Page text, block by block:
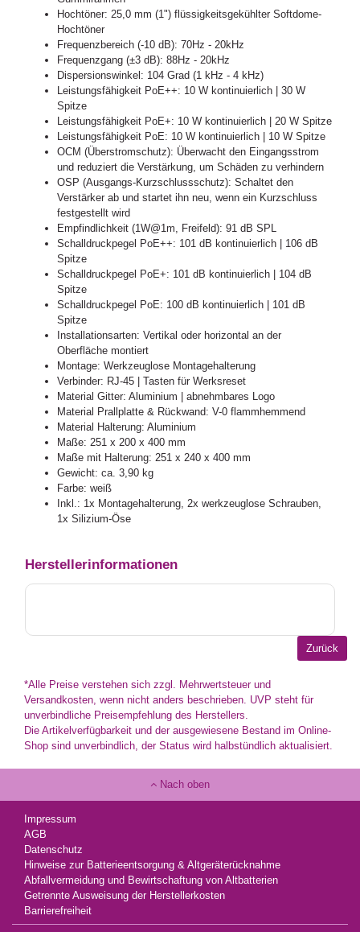
Hochtöner: 25,0 mm (1") flüssigkeitsgekühlter Softdome-
Hochtöner
Frequenzbereich (-10 dB): 70Hz - 20kHz
Frequenzgang (±3 dB): 88Hz - 20kHz
Dispersionswinkel: 104 Grad (1 kHz - 4 kHz)
Leistungsfähigkeit PoE++: 10 W kontinuierlich | 30 W
Spitze
Leistungsfähigkeit PoE+: 10 W kontinuierlich | 20 W Spitze
Leistungsfähigkeit PoE: 10 W kontinuierlich | 10 W Spitze
OCM (Überstromschutz): Überwacht den Eingangsstrom
und reduziert die Verstärkung, um Schäden zu verhindern
OSP (Ausgangs-Kurzschlussschutz): Schaltet den
Verstärker ab und startet ihn neu, wenn ein Kurzschluss
festgestellt wird
Empfindlichkeit (1W@1m, Freifeld): 91 dB SPL
Schalldruckpegel PoE++: 101 dB kontinuierlich | 106 dB
Spitze
Schalldruckpegel PoE+: 101 dB kontinuierlich | 104 dB
Spitze
Schalldruckpegel PoE: 100 dB kontinuierlich | 101 dB
Spitze
Installationsarten: Vertikal oder horizontal an der
Oberfläche montiert
Montage: Werkzeuglose Montagehalterung
Verbinder: RJ-45 | Tasten für Werksreset
Material Gitter: Aluminium | abnehmbares Logo
Material Prallplatte & Rückwand: V-0 flammhemmend
Material Halterung: Aluminium
Maße: 251 x 200 x 400 mm
Maße mit Halterung: 251 x 240 x 400 mm
Gewicht: ca. 3,90 kg
Farbe: weiß
Inkl.: 1x Montagehalterung, 2x werkzeuglose Schrauben,
1x Silizium-Öse
Herstellerinformationen
*Alle Preise verstehen sich zzgl. Mehrwertsteuer und
Versandkosten, wenn nicht anders beschrieben. UVP steht für
unverbindliche Preisempfehlung des Herstellers.
Die Artikelverfügbarkeit und der ausgewiesene Bestand im Online-
Shop sind unverbindlich, der Status wird halbstündlich aktualisiert.
Nach oben
Impressum
AGB
Datenschutz
Hinweise zur Batterieentsorgung & Altgeräterücknahme
Abfallvermeidung und Bewirtschaftung von Altbatterien
Getrennte Ausweisung der Herstellerkosten
Barrierefreiheit